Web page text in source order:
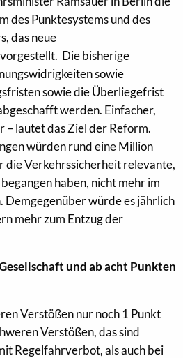
des Punktesystems und des
das neue
Die bisherige
sowie
sowie die Überliegefrist
werden. Einfacher,
lautet das Ziel der Reform.
würden rund eine Million
Verkehrssicherheit relevante,
haben, nicht mehr im
Demgegenüber würde es jährlich
mehr zum Entzug der
und ab acht Punkten
Verstößen nur noch 1 Punkt
Verstößen, das sind
Regelfahrverbot, als auch bei